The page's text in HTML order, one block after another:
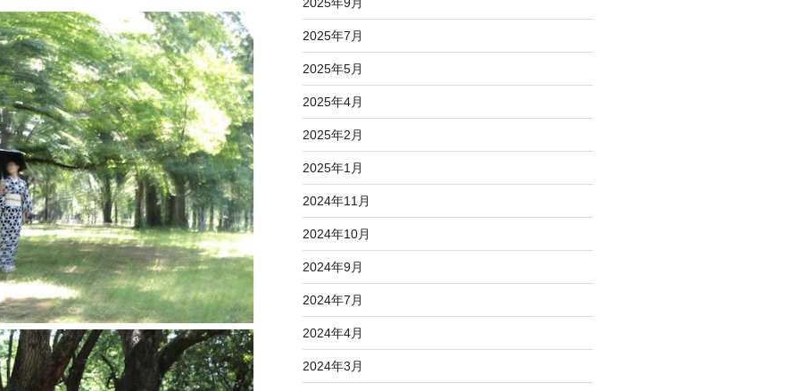
2025年7月
2025年5月
2025年4月
2025年2月
2025年1月
2024年11月
2024年10月
2024年9月
2024年7月
2024年4月
2024年3月